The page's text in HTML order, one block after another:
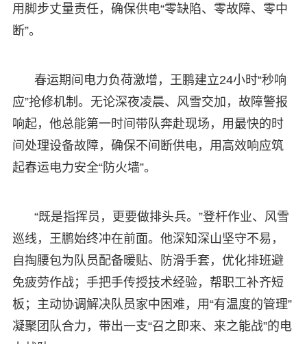
用脚步丈量责任，确保供电“零缺陷、零故障、零中
断”。
春运期间电力负荷激增，王鹏建立24小时“秒响
应”抢修机制。无论深夜凌晨、风雪交加，故障警报
响起，他总能第一时间带队奔赴现场，用最快的时
间处理设备故障，确保不间断供电，用高效响应筑
起春运电力安全“防火墙”。
“既是指挥员，更要做排头兵。”登杆作业、风雪
巡线，王鹏始终冲在前面。他深知深山坚守不易，
自掏腰包为队员配备暖贴、防滑手套，优化排班避
免疲劳作战；手把手传授技术经验，帮职工补齐短
板；主动协调解决队员家中困难，用“有温度的管理”
凝聚团队合力，带出一支“召之即来、来之能战”的电